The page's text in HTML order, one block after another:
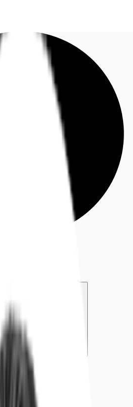
Kontaktieren Sie uns
Exposé herunterladen
Chemnitz,